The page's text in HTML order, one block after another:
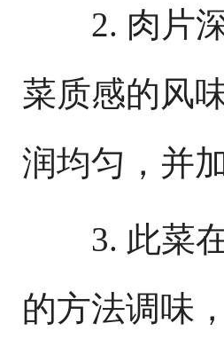
2. 肉片深
菜质感的风
润均匀，并
3. 此菜在
的方法调味